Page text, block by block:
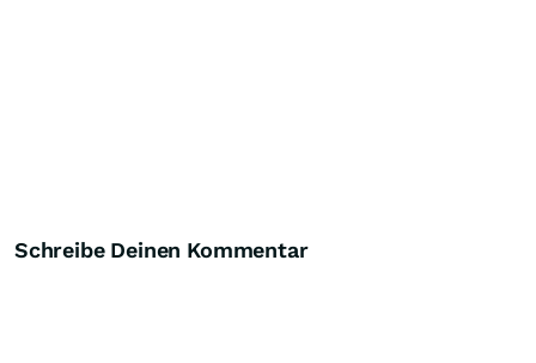
Schreibe Deinen Kommentar